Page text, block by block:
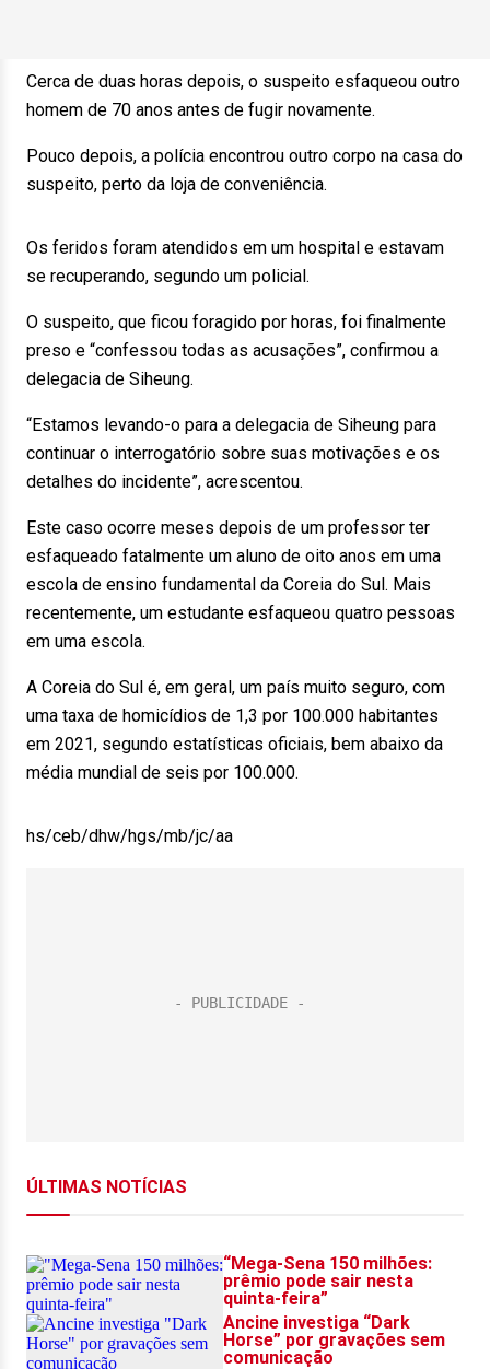
Cerca de duas horas depois, o suspeito esfaqueou outro
homem de 70 anos antes de fugir novamente.
Pouco depois, a polícia encontrou outro corpo na casa do
suspeito, perto da loja de conveniência.
Os feridos foram atendidos em um hospital e estavam
se recuperando, segundo um policial.
O suspeito, que ficou foragido por horas, foi finalmente
preso e “confessou todas as acusações”, confirmou a
delegacia de Siheung.
“Estamos levando-o para a delegacia de Siheung para
continuar o interrogatório sobre suas motivações e os
detalhes do incidente”, acrescentou.
Este caso ocorre meses depois de um professor ter
esfaqueado fatalmente um aluno de oito anos em uma
escola de ensino fundamental da Coreia do Sul. Mais
recentemente, um estudante esfaqueou quatro pessoas
em uma escola.
A Coreia do Sul é, em geral, um país muito seguro, com
uma taxa de homicídios de 1,3 por 100.000 habitantes
em 2021, segundo estatísticas oficiais, bem abaixo da
média mundial de seis por 100.000.
hs/ceb/dhw/hgs/mb/jc/aa